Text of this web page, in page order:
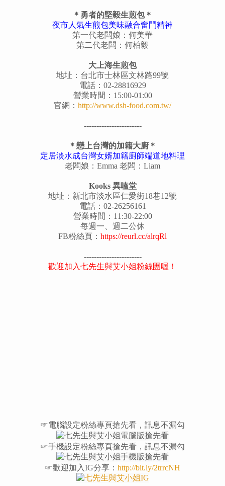
＊勇者的堅毅生煎包＊
夜市人氣生煎包美味融合奮鬥精神
第一代老闆娘：何美華
第二代老闆：何柏毅
大上海生煎包
地址：台北市士林區文林路99號
電話：02-28816929
營業時間：15:00-01:00
官網： http://www.dsh-food.com.tw/
-----------------------
＊戀上台灣的加籍大廚＊
定居淡水成台灣女婿加籍廚師端道地料理
老闆娘：Emma 老闆：Liam
Kooks 異嗑堂
地址：新北市淡水區仁愛街18巷12號
電話：02-26256161
營業時間：11:30-22:00
每週一、週二公休
FB粉絲頁： https://reurl.cc/alrqRl
-----------------------
歡迎加入七先生與艾小姐粉絲團喔！
☞電腦設定粉絲專頁搶先看，訊息不漏勾
☞手機設定粉絲專頁搶先看，訊息不漏勾
☞歡迎加入IG分享： http://bit.ly/2trrcNH